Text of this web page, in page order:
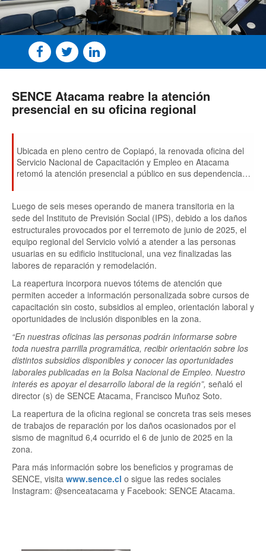
SENCE Atacama reabre la atención
presencial en su oficina regional
Ubicada en pleno centro de Copiapó, la renovada oficina del
Servicio Nacional de Capacitación y Empleo en Atacama
retomó la atención presencial a público en sus dependencias
Luego de seis meses operando de manera transitoria en la
sede del Instituto de Previsión Social (IPS), debido a los daños
estructurales provocados por el terremoto de junio de 2025, el
equipo regional del Servicio volvió a atender a las personas
usuarias en su edificio institucional, una vez finalizadas las
labores de reparación y remodelación.
La reapertura incorpora nuevos tótems de atención que
permiten acceder a información personalizada sobre cursos de
capacitación sin costo, subsidios al empleo, orientación laboral y
oportunidades de inclusión disponibles en la zona.
“En nuestras oficinas las personas podrán informarse sobre
toda nuestra parrilla programática, recibir orientación sobre los
distintos subsidios disponibles y conocer las oportunidades
laborales publicadas en la Bolsa Nacional de Empleo. Nuestro
interés es apoyar el desarrollo laboral de la región”, señaló el
director (s) de SENCE Atacama, Francisco Muñoz Soto.
La reapertura de la oficina regional se concreta tras seis meses
de trabajos de reparación por los daños ocasionados por el
sismo de magnitud 6,4 ocurrido el 6 de junio de 2025 en la
zona.
Para más información sobre los beneficios y programas de
SENCE, visita www.sence.cl o sigue las redes sociales
Instagram: @senceatacama y Facebook: SENCE Atacama.